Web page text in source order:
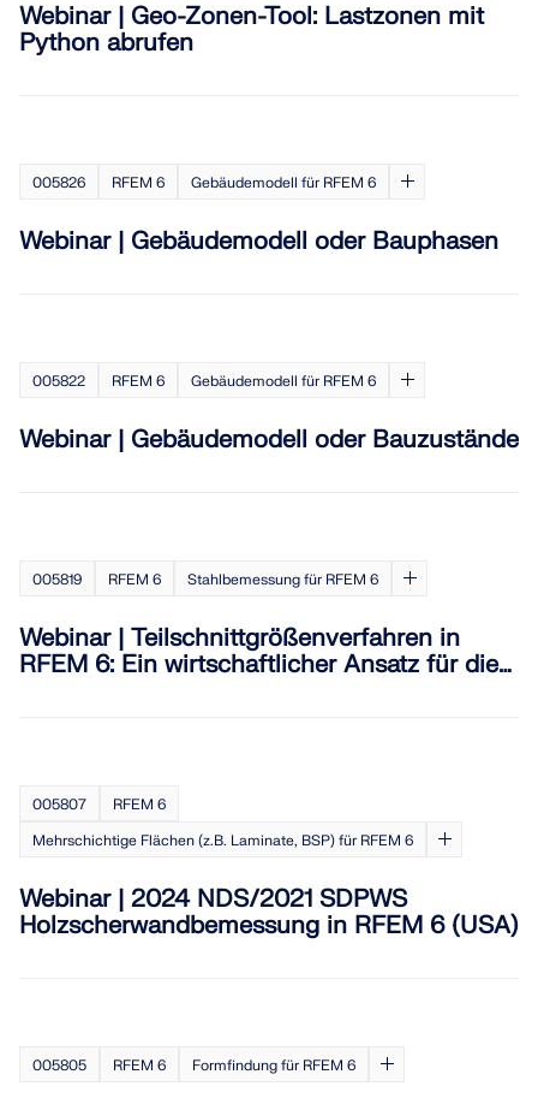
Webinar | Geo-Zonen-Tool: Lastzonen mit
Python abrufen
005826 RFEM 6 Gebäudemodell für RFEM 6
Webinar | Gebäudemodell oder Bauphasen
005822 RFEM 6 Gebäudemodell für RFEM 6
Webinar | Gebäudemodell oder Bauzustände
005819 RFEM 6 Stahlbemessung für RFEM 6
Webinar | Teilschnittgrößenverfahren in
RFEM 6: Ein wirtschaftlicher Ansatz für die
005807
RFEM 6
Mehrschichtige Flächen (z.B. Laminate, BSP) für RFEM 6
Webinar | 2024 NDS/2021 SDPWS
Holzscherwandbemessung in RFEM 6 (USA)
005805 RFEM 6 Formfindung für RFEM 6